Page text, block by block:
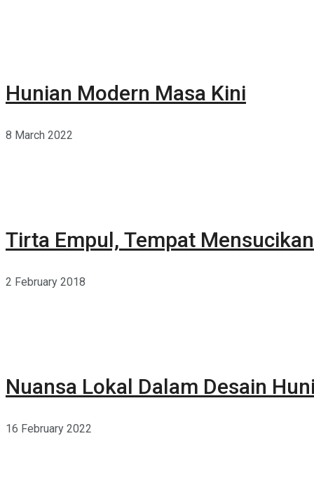
Hunian Modern Masa Kini
8 March 2022
Tirta Empul, Tempat
2 February 2018
Nuansa Lokal Dalam Desain
16 February 2022